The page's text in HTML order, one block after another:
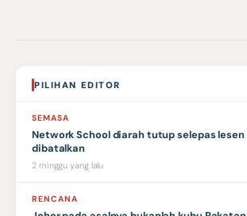
PILIHAN EDITOR
SEMASA
Network School diarah tutup selepas lesen
dibatalkan
2 minggu yang lalu
RENCANA